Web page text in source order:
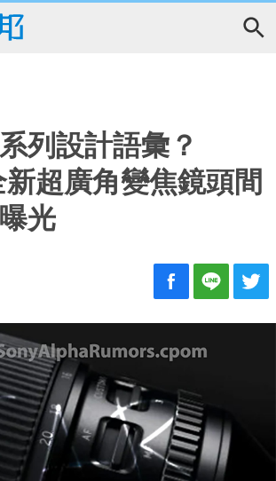
列設計語彙？
超廣角變焦鏡頭間
光